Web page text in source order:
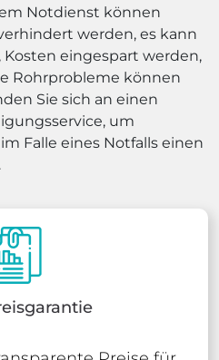
Notdienst können
werden, es kann
eingespart werden,
Rohrprobleme können
Sie sich an einen
um
Falle eines Notfalls einen